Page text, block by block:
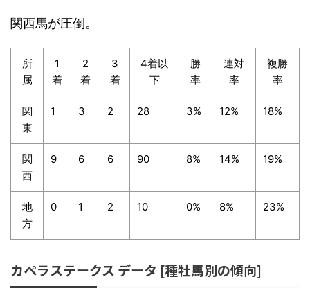
関西馬が圧倒。
所
属
1
着
2
着
3
着
4着以
下
勝
率
連対
率
複勝
率
関
東
1 3 2 28 3% 12% 18%
関
西
9 6 6 90 8% 14% 19%
地
方
0 1 2 10 0% 8% 23%
カペラステークス データ [種牡馬別の傾向]